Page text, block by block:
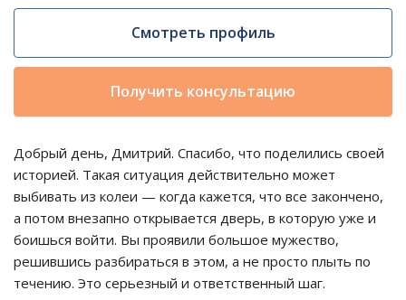
Смотреть профиль
Получить консультацию
Добрый день, Дмитрий. Спасибо, что поделились своей
историей. Такая ситуация действительно может
выбивать из колеи — когда кажется, что все закончено,
а потом внезапно открывается дверь, в которую уже и
боишься войти. Вы проявили большое мужество,
решившись разбираться в этом, а не просто плыть по
течению. Это серьезный и ответственный шаг.